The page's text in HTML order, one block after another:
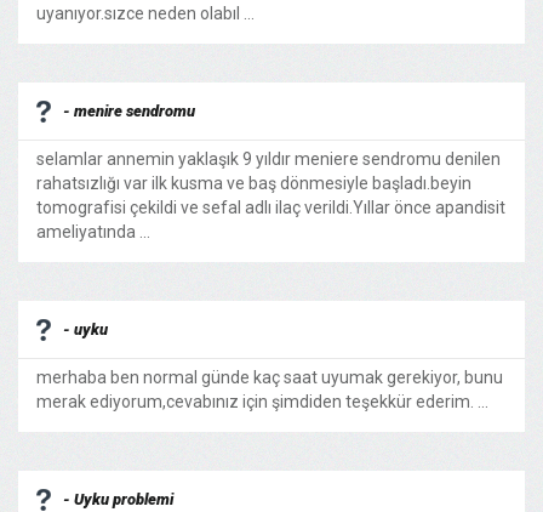
uyanıyor.sızce neden olabıl ...
- menire sendromu
selamlar annemin yaklaşık 9 yıldır meniere sendromu denilen
rahatsızlığı var ilk kusma ve baş dönmesiyle başladı.beyin
tomografisi çekildi ve sefal adlı ilaç verildi.Yıllar önce apandisit
ameliyatında ...
- uyku
merhaba ben normal günde kaç saat uyumak gerekiyor, bunu
merak ediyorum,cevabınız için şimdiden teşekkür ederim. ...
- Uyku problemi